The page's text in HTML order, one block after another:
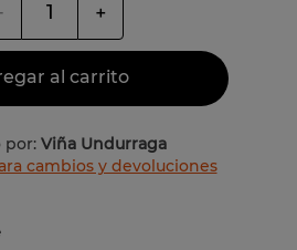
＋
al carrito
por: Viña Undurraga
cambios y devoluciones